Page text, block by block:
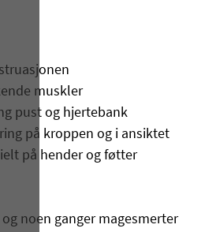
muskler
pust og hjertebank
på kroppen og i ansiktet
på hender og føtter
noen ganger magesmerter